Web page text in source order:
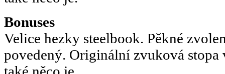
Bonuses
Velice hezky steelbook. Pěkné
povedený. Originální zvuková stopa